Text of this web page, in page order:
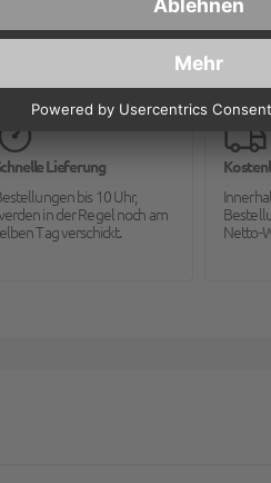
Lieferung
bis 10 Uhr,
in der Regel noch am
Tag verschickt.
Netto-